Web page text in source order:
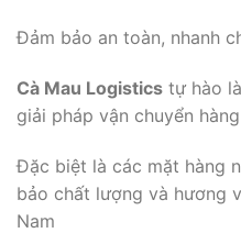
Đảm bảo an toàn, nhanh
Cà Mau Logistics tự hào
giải pháp vận chuyển
Đặc biệt là các mặt hàng
bảo chất lượng và hương
Nam